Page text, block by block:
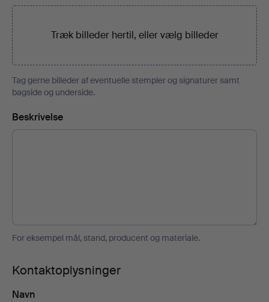
Træk billeder hertil, ellervælg billeder
Tag gerne billeder af eventuelle stempler og signaturer samt
bagside og underside.
Beskrivelse
For eksempel mål, stand, producent og materiale.
Kontaktoplysninger
Navn